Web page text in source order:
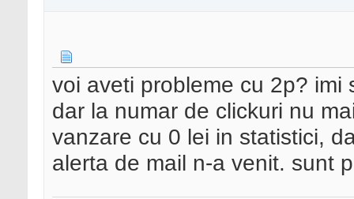
voi aveti probleme cu 2p?
dar la numar de clickuri nu
vanzare cu 0 lei in statistici,
alerta de mail n-a venit. sunt